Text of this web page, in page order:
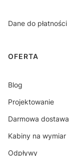
Dane do płatności
OFERTA
Blog
Projektowanie
Darmowa dostawa
Kabiny na wymiar
Odpływy